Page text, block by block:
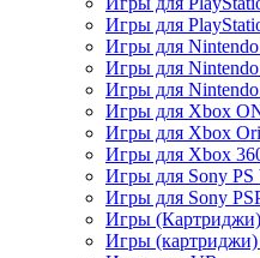
Игры для
Игры для
Игры для
Игры для
Игры для Xbox
Игры для Xbox
Игры для Xbox
Игры для Sony PS
Игры для Sony
Игры
Игры (картриджи)